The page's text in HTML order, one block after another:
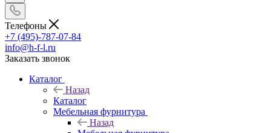
Телефоны
+7 (495)-787-07-84
info@h-f-l.ru
Заказать звонок
Каталог
Назад
Каталог
Мебельная фурнитура
Назад